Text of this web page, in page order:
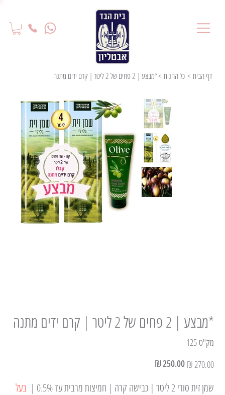
דף הבית > כל החנות >*מבצע | 2 פחים של 2 ליטר | קרם ידים מתנה
*מבצע | 2 פחים של 2 ליטר | קרם ידים מתנה
מק"ט
125
125
מקורי
‏270.00 ‏₪
מחיר
מבצע
‏250.00 ‏₪
שמן זית סורי 2 ליטר | כבישה קרה | חמיצות מרבית עד 0.5% |
בעל